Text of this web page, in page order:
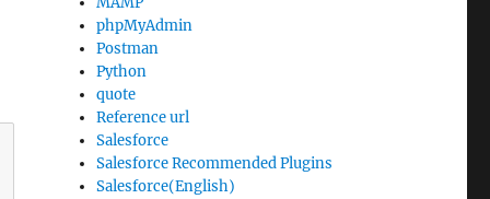
phpMyAdmin
Postman
Python
quote
Reference url
Salesforce
Salesforce Recommended Plugins
Salesforce(English)